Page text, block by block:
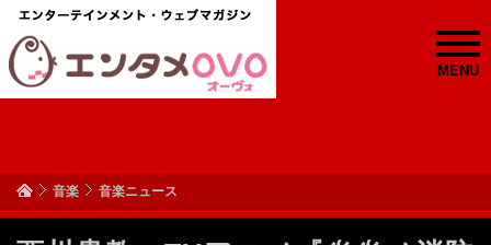
MENU
音楽 音楽ニュース